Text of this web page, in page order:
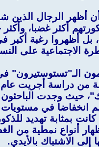
أظهر الرجال الذين
أكثر غضبا،
بل أظهروا رغبة أكبر
الاجتماعية على
حيث وجدت الباحثون
انخفاضا في
بمثابة تهديد
أنواع نمطية من
إلى الاشتباك بالأيدي.